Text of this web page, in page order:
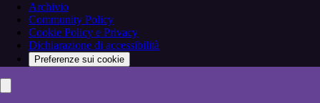
Archivio
Community Policy
Cookie Policy e Privacy
Dichiarazione di accessibilità
Preferenze sui cookie